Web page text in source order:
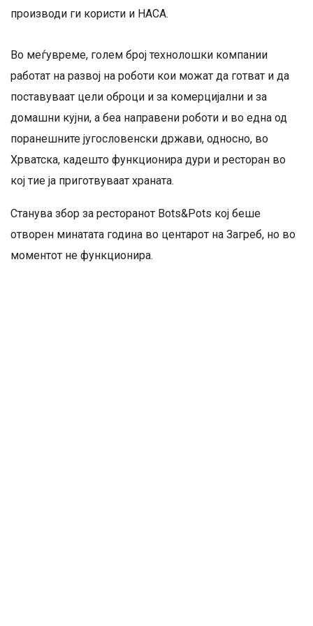
производи ги користи и НАСА.
Во меѓувреме, голем број технолошки компании
работат на развој на роботи кои можат да готват и да
поставуваат цели оброци и за комерцијални и за
домашни кујни, а беа направени роботи и во една од
поранешните југословенски држави, односно, во
Хрватска, кадешто функционира дури и ресторан во
кој тие ја приготвуваат храната.
Станува збор за ресторанот Bots&Pots кој беше
отворен минатата година во центарот на Загреб, но во
моментот не функционира.